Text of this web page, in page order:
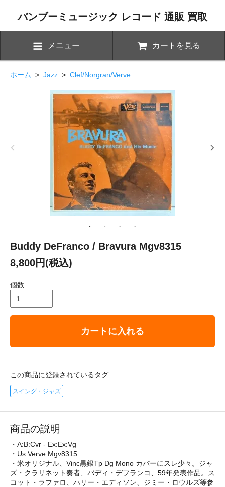
バンブーミュージック レコード 通販 買取
メニュー カートを見る
ホーム > Jazz > Clef/Norgran/Verve
Buddy DeFranco / Bravura Mgv8315
8,800円(税込)
個数
カートに入れる
この商品に登録されているタグ
スイング・ジャズ
商品の説明
・A:B:Cvr - Ex:Ex:Vg
・Us Verve Mgv8315
・米オリジナル、Vinc黒銀Tp Dg Mono カバーにスレ少々。ジャ
ズ・クラリネット奏者、バディ・デフランコ、59年発表作品。ス
コット・ラファロ、ハリー・エディソン、ジミー・ロウルズ等参